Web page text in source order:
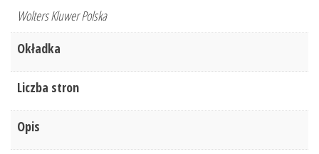
Wolters Kluwer Polska
Okładka
Liczba stron
Opis